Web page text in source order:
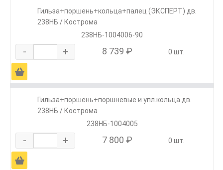
Гильза+поршень+кольца+палец (ЭКСПЕРТ) дв.
238НБ / Кострома
238НБ-1004006-90
- + 8 739 ₽ 0 шт.
Ä
Гильза+поршень+поршневые и упл.кольца дв.
238НБ / Кострома
238НБ-1004005
- + 7 800 ₽ 0 шт.
Ä